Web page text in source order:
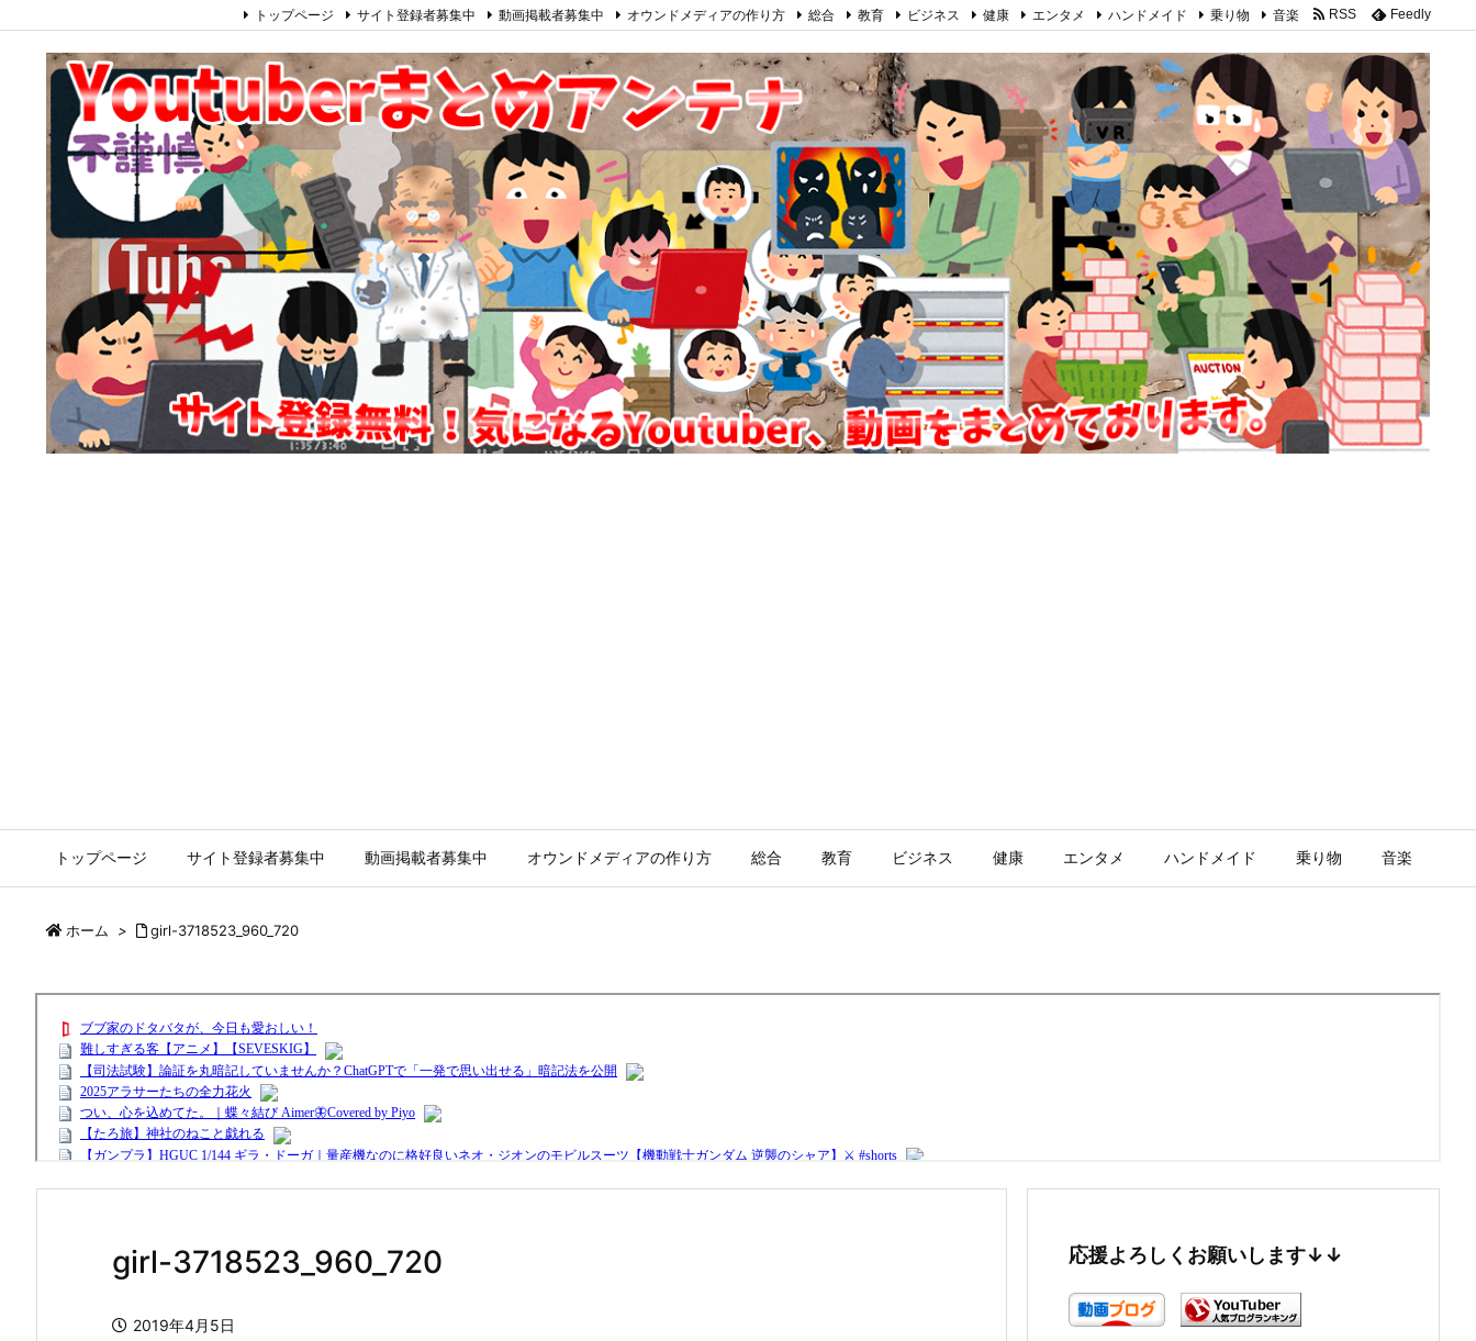
トップページ サイト登録者募集中 動画掲載者募集中 オウンドメディアの作り方 総合 教育 ビジネス 健康 エンタメ ハンドメイド 乗り物 音楽
トップページ サイト登録者募集中 動画掲載者募集中 オウンドメディアの作り方 総合 教育 ビジネス 健康 エンタメ ハンドメイド 乗り物 音楽 RSS Feedly
ホーム > girl-3718523_960_720
girl-3718523_960_720
2019年4月5日
応援よろしくお願いします↓↓